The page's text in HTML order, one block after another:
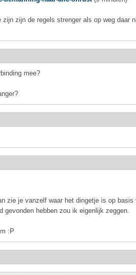
zijn de regels strenger als op weg daar
mee?
zie je vanzelf waar het dingetje is op basis
hebben zou ik eigenlijk zeggen.
:P